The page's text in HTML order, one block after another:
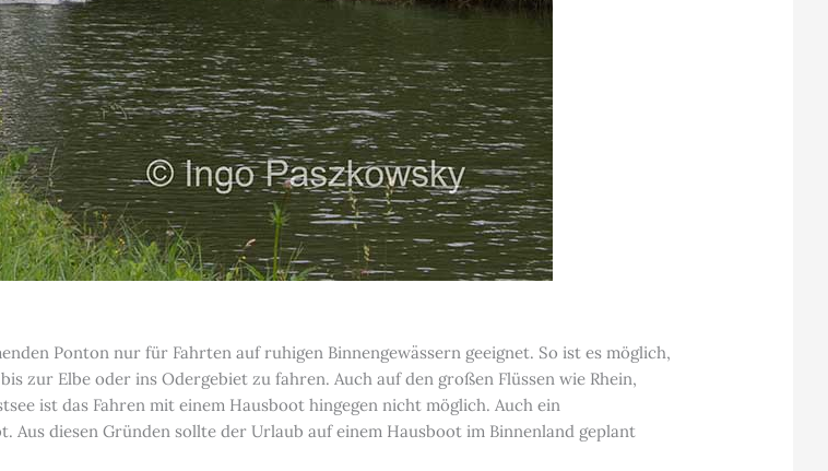
Ponton nur für Fahrten auf ruhigen Binnengewässern geeignet. So ist es möglich,
zur Elbe oder ins Odergebiet zu fahren. Auch auf den großen Flüssen wie Rhein,
ist das Fahren mit einem Hausboot hingegen nicht möglich. Auch ein
diesen Gründen sollte der Urlaub auf einem Hausboot im Binnenland geplant